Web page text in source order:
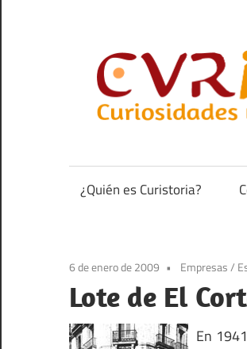
contenido
anécdotas
de
¿Quién es Curistoria?
6 de enero de 2009 Empresas/
Lote de El
En